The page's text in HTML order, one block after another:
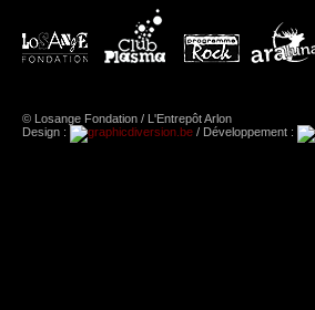
© Losange Fondation / L'Entrepôt Arlon
Design :
/ Développement :